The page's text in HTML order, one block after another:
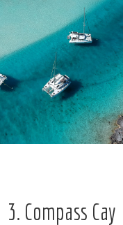
3. Compass Cay